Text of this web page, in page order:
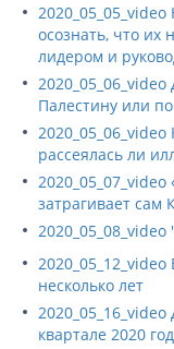
осознать, что их
лидером и
Палестину или
рассеялась ли
затрагивает сам
несколько лет
квартале 2020